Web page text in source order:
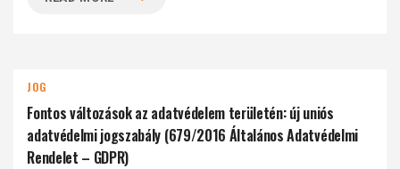
JOG
Fontos változások az adatvédelem területén: új uniós
adatvédelmi jogszabály (679/2016 Általános Adatvédelmi
Rendelet – GDPR)